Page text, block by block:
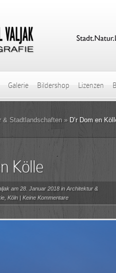
Galerie Bildershop Lizenzen
& Stadtlandschaften » D’r Dom en
Kölle
am 28. Januar 2018 in Architektur &
Köln | Keine Kommentare